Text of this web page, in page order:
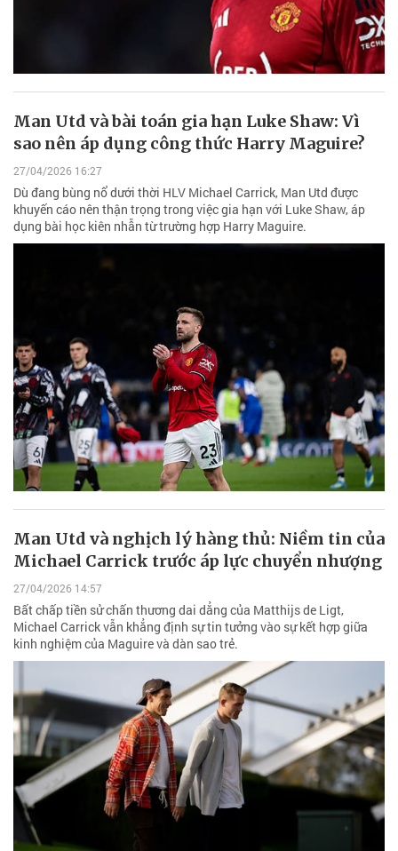
Man Utd và bài toán gia hạn Luke Shaw: Vì
sao nên áp dụng công thức Harry Maguire?
27/04/2026 16:27
Dù đang bùng nổ dưới thời HLV Michael Carrick, Man Utd được
khuyến cáo nên thận trọng trong việc gia hạn với Luke Shaw, áp
dụng bài học kiên nhẫn từ trường hợp Harry Maguire.
Man Utd và nghịch lý hàng thủ: Niềm tin của
Michael Carrick trước áp lực chuyển nhượng
27/04/2026 14:57
Bất chấp tiền sử chấn thương dai dẳng của Matthijs de Ligt,
Michael Carrick vẫn khẳng định sự tin tưởng vào sự kết hợp giữa
kinh nghiệm của Maguire và dàn sao trẻ.